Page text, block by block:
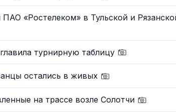
«Ростелеком» в Тульской и
турнирную таблицу
остались в живых
на трассе возле Солотчи